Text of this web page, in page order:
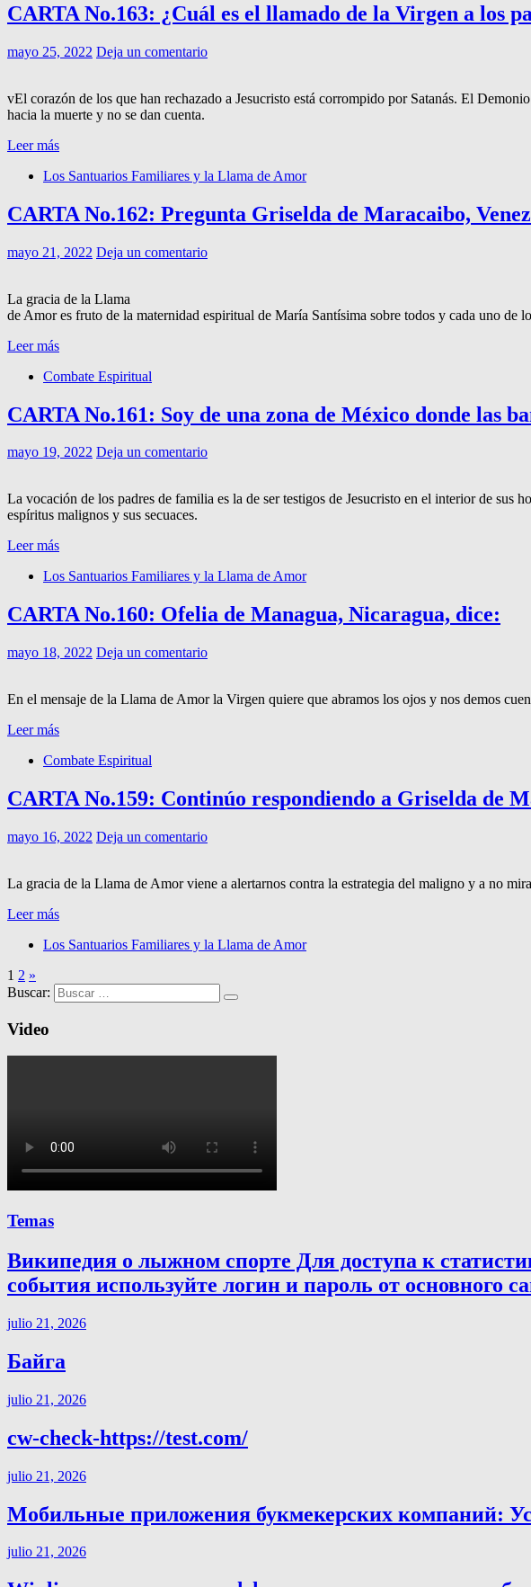
CARTA No.163: ¿Cuál es el llamado de la Virgen a los
mayo 25, 2022 Deja un comentario
vEl corazón de los que han rechazado a Jesucristo está corrompido por Satanás. El
hacia la muerte y no se dan cuenta.
Leer más
Los Santuarios Familiares y la Llama de Amor
CARTA No.162: Pregunta Griselda de Maracaibo,
mayo 21, 2022 Deja un comentario
La gracia de la Llama
de Amor es fruto de la maternidad espiritual de María Santísima sobre todos y cada uno de
Leer más
Combate Espiritual
CARTA No.161: Soy de una zona de México donde las
mayo 19, 2022 Deja un comentario
La vocación de los padres de familia es la de ser testigos de Jesucristo en el interior de sus
espíritus malignos y sus secuaces.
Leer más
Los Santuarios Familiares y la Llama de Amor
CARTA No.160: Ofelia de Managua, Nicaragua, dice:
mayo 18, 2022 Deja un comentario
En el mensaje de la Llama de Amor la Virgen quiere que abramos los ojos y nos demos
Leer más
Combate Espiritual
CARTA No.159: Continúo respondiendo a Griselda de
mayo 16, 2022 Deja un comentario
La gracia de la Llama de Amor viene a alertarnos contra la estrategia del maligno y a no
Leer más
Los Santuarios Familiares y la Llama de Amor
1 2 »
Buscar:
Video
Temas
Википедия о лыжном спорте Для доступа к
события используйте логин и пароль от основного
julio 21, 2026
Байга
julio 21, 2026
cw-check-https://test.com/
julio 21, 2026
Мобильные приложения букмекерских компаний:
julio 21, 2026